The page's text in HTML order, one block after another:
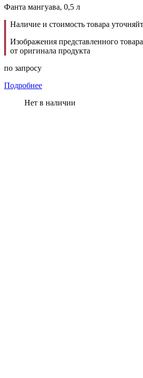
Фанта мангуава, 0,5 л
Наличие и стоимость товара
Изображения представленного
от оригинала продукта
по запросу
Подробнее
Нет в наличии